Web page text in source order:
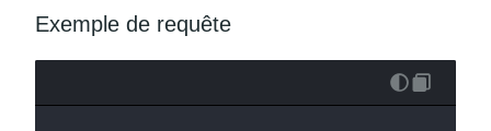
Exemple de requête